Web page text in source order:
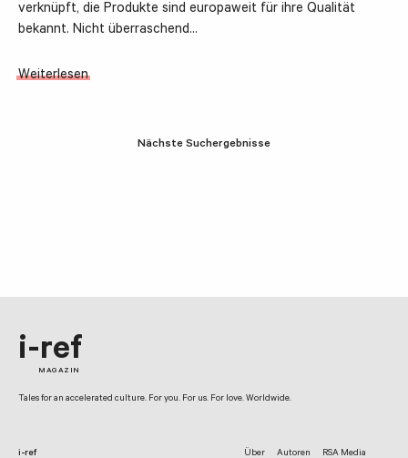
verknüpft, die Produkte sind europaweit für ihre Qualität
bekannt. Nicht überraschend…
Weiterlesen
Nächste Suchergebnisse
i-ref
MAGAZIN
Tales for an accelerated culture. For you. For us. For love. Worldwide.
i-ref Über Autoren RSA Media